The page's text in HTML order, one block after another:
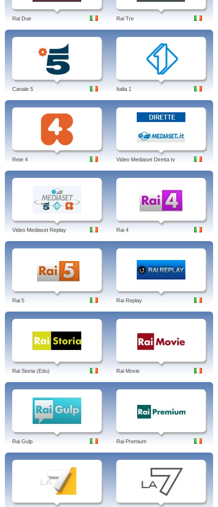
Rai Due Rai Tre
Canale 5 Italia 1
Rete 4 Video Mediaset Diretta tv
Video Mediaset Replay Rai 4
Rai 5 Rai Replay
Rai Storia (Edu) Rai Movie
Rai Gulp Rai Premium